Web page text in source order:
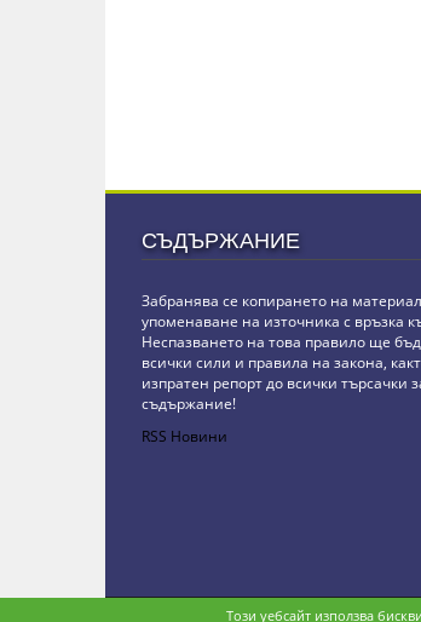
СЪДЪРЖАНИЕ
Забранява се копирането на
упоменаване на източника с връзка
Неспазването на това правило ще
всички сили и правила на закона,
изпратен репорт до всички търсачки
съдържание!
RSS Новини
Copyright © stz24.com. Developed by BPage CMS.
Този уебсайт използва